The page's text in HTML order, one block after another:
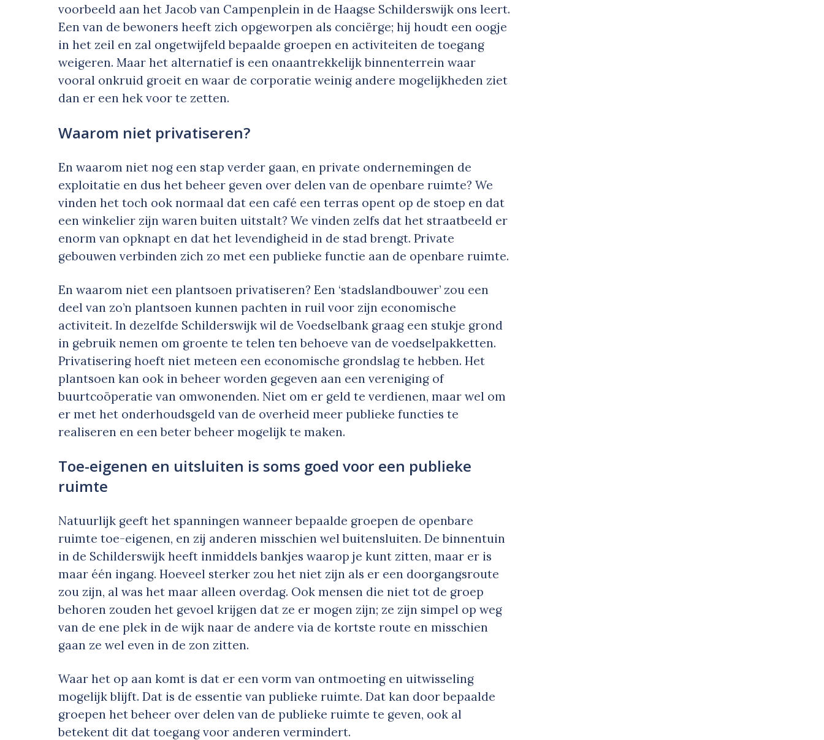
voorbeeld aan het Jacob van Campenplein in de Haagse Schilderswijk ons leert.
Een van de bewoners heeft zich opgeworpen als conciërge; hij houdt een oogje
in het zeil en zal ongetwijfeld bepaalde groepen en activiteiten de toegang
weigeren. Maar het alternatief is een onaantrekkelijk binnenterrein waar
vooral onkruid groeit en waar de corporatie weinig andere mogelijkheden ziet
dan er een hek voor te zetten.
Waarom niet privatiseren?
En waarom niet nog een stap verder gaan, en private ondernemingen de
exploitatie en dus het beheer geven over delen van de openbare ruimte? We
vinden het toch ook normaal dat een café een terras opent op de stoep en dat
een winkelier zijn waren buiten uitstalt? We vinden zelfs dat het straatbeeld er
enorm van opknapt en dat het levendigheid in de stad brengt. Private
gebouwen verbinden zich zo met een publieke functie aan de openbare ruimte.
En waarom niet een plantsoen privatiseren? Een ‘stadslandbouwer’ zou een
deel van zo’n plantsoen kunnen pachten in ruil voor zijn economische
activiteit. In dezelfde Schilderswijk wil de Voedselbank graag een stukje grond
in gebruik nemen om groente te telen ten behoeve van de voedselpakketten.
Privatisering hoeft niet meteen een economische grondslag te hebben. Het
plantsoen kan ook in beheer worden gegeven aan een vereniging of
buurtcoöperatie van omwonenden. Niet om er geld te verdienen, maar wel om
er met het onderhoudsgeld van de overheid meer publieke functies te
realiseren en een beter beheer mogelijk te maken.
Toe-eigenen en uitsluiten is soms goed voor een publieke
ruimte
Natuurlijk geeft het spanningen wanneer bepaalde groepen de openbare
ruimte toe-eigenen, en zij anderen misschien wel buitensluiten. De binnentuin
in de Schilderswijk heeft inmiddels bankjes waarop je kunt zitten, maar er is
maar één ingang. Hoeveel sterker zou het niet zijn als er een doorgangsroute
zou zijn, al was het maar alleen overdag. Ook mensen die niet tot de groep
behoren zouden het gevoel krijgen dat ze er mogen zijn; ze zijn simpel op weg
van de ene plek in de wijk naar de andere via de kortste route en misschien
gaan ze wel even in de zon zitten.
Waar het op aan komt is dat er een vorm van ontmoeting en uitwisseling
mogelijk blijft. Dat is de essentie van publieke ruimte. Dat kan door bepaalde
groepen het beheer over delen van de publieke ruimte te geven, ook al
betekent dit dat toegang voor anderen vermindert.